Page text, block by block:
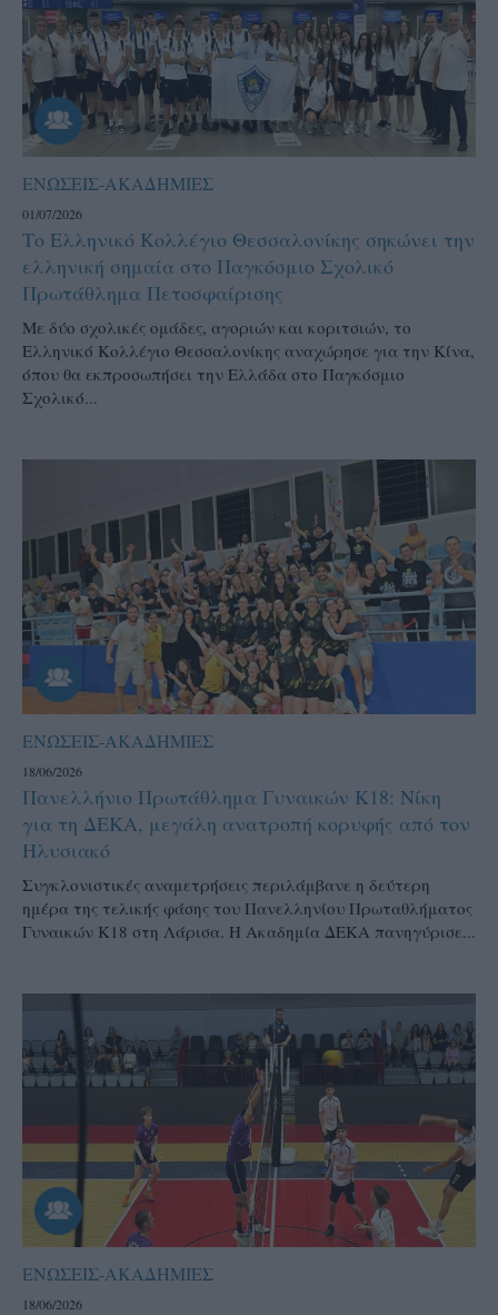
ΕΝΩΣΕΙΣ-ΑΚΑΔΗΜΙΕΣ
01/07/2026
Το Ελληνικό Κολλέγιο Θεσσαλονίκης σηκώνει την
ελληνική σημαία στο Παγκόσμιο Σχολικό
Πρωτάθλημα Πετοσφαίρισης
Με δύο σχολικές ομάδες, αγοριών και κοριτσιών, το
Ελληνικό Κολλέγιο Θεσσαλονίκης αναχώρησε για την Κίνα,
όπου θα εκπροσωπήσει την Ελλάδα στο Παγκόσμιο
Σχολικό...
ΕΝΩΣΕΙΣ-ΑΚΑΔΗΜΙΕΣ
18/06/2026
Πανελλήνιο Πρωτάθλημα Γυναικών Κ18: Νίκη
για τη ΔΕΚΑ, μεγάλη ανατροπή κορυφής από τον
Ηλυσιακό
Συγκλονιστικές αναμετρήσεις περιλάμβανε η δεύτερη
ημέρα της τελικής φάσης του Πανελληνίου Πρωταθλήματος
Γυναικών Κ18 στη Λάρισα. Η Ακαδημία ΔΕΚΑ πανηγύρισε...
ΕΝΩΣΕΙΣ-ΑΚΑΔΗΜΙΕΣ
18/06/2026